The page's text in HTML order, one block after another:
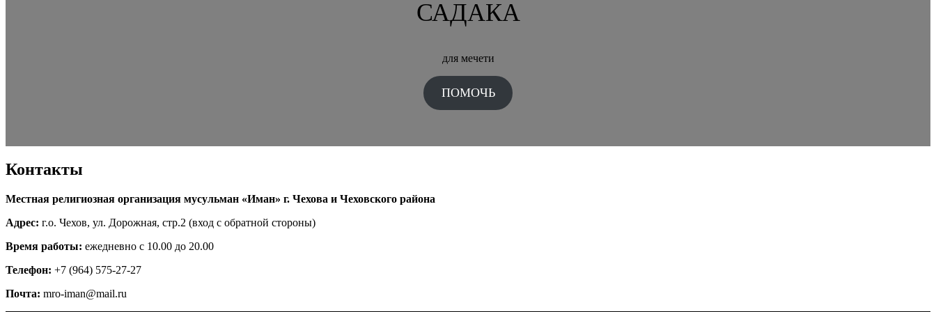
САДАКА
для мечети
ПОМОЧЬ
Контакты
Местная религиозная организация мусульман «Иман» г. Чехова и Чеховского района
Адрес: г.о. Чехов, ул. Дорожная, стр.2 (вход с обратной стороны)
Время работы: ежедневно с 10.00 до 20.00
Телефон: +7 (964) 575-27-27
Почта: mro-iman@mail.ru